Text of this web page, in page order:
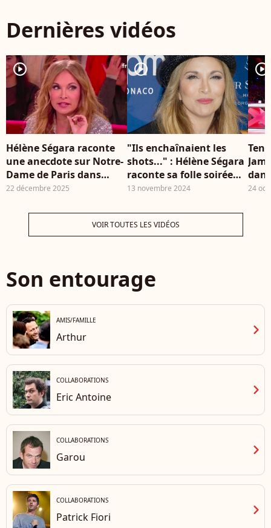
Dominique
Jacovides/Bestimage
lors des
Internationaux de
France de Tennis de
Roland Garros 2026, à
Paris, France, le 30
mai 2026.
Dernières vidéos
player2
Hélène Ségara raconte
une anecdote sur Notre-
Dame de Paris dans
"Vivement dimanche"
22 décembre 2025
player2
"Ils enchaînaient les
shots..." : Hélène Ségara
raconte sa folle soirée
avec des stars de renom !
13 novembre 2024
player2
24
VOIR TOUTES LES VIDÉOS
Son entourage
AMIS/FAMILLE
Arthur chevron_right
COLLABORATIONS
Eric Antoine chevron_right
COLLABORATIONS
Garou chevron_right
COLLABORATIONS
Patrick Fiori chevron_right